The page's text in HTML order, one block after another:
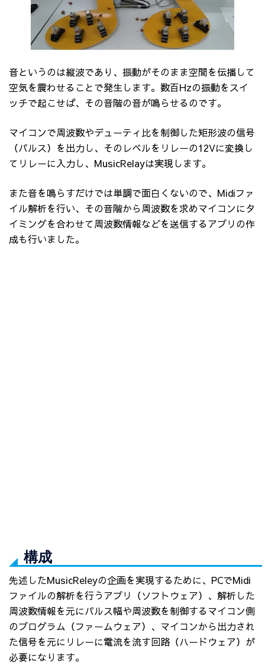
音というのは縦波であり、振動がそのまま空間を伝播して
空気を震わせることで発生します。数百Hzの振動をスイ
ッチで起こせば、その音階の音が鳴らせるのです。
マイコンで周波数やデューティ比を制御した矩形波の信号
（パルス）を出力し、そのレベルをリレーの12Vに変換し
てリレーに入力し、MusicRelayは実現します。
また音を鳴らすだけでは単調で面白くないので、Midiファ
イル解析を行い、その音階から周波数を求めマイコンにタ
イミングを合わせて周波数情報などを送信するアプリの作
成も行いました。
構成
先述したMusicReleyの企画を実現するために、PCでMidi
ファイルの解析を行うアプリ（ソフトウェア）、解析した
周波数情報を元にパルス幅や周波数を制御するマイコン側
のプログラム（ファームウェア）、マイコンから出力され
た信号を元にリレーに電流を流す回路（ハードウェア）が
必要になります。